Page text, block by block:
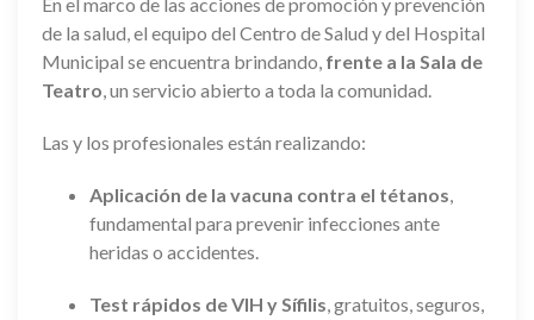
de la salud, el equipo del Centro de Salud y del Hospital
Municipal se encuentra brindando, frente a la Sala de
Teatro, un servicio abierto a toda la comunidad.
Las y los profesionales están realizando:
Aplicación de la vacuna contra el tétanos,
fundamental para prevenir infecciones ante
heridas o accidentes.
Test rápidos de VIH y Sífilis, gratuitos, seguros,